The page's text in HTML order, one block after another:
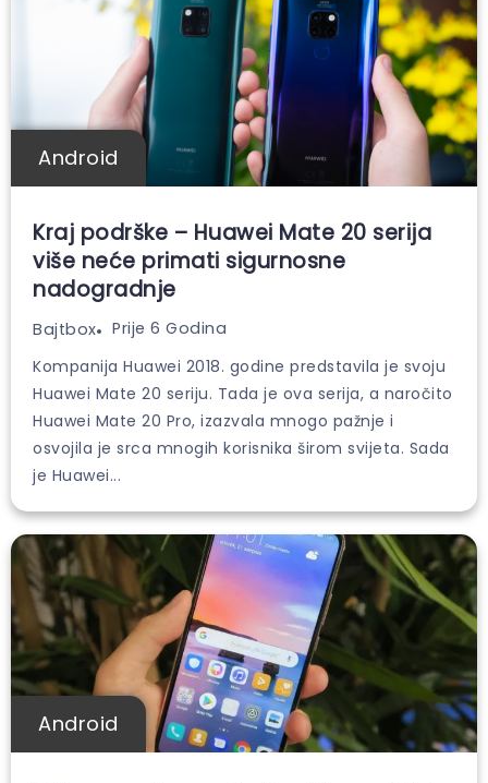
Android
Kraj podrške – Huawei Mate 20 serija
više neće primati sigurnosne
nadogradnje
Bajtbox
Prije 6 Godina
Kompanija Huawei 2018. godine predstavila je svoju
Huawei Mate 20 seriju. Tada je ova serija, a naročito
Huawei Mate 20 Pro, izazvala mnogo pažnje i
osvojila je srca mnogih korisnika širom svijeta. Sada
je Huawei...
Android